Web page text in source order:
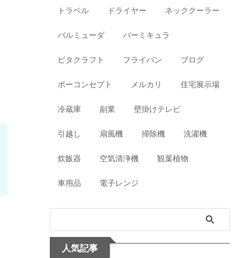
トラベル ドライヤー ネッククーラー
バルミューダ バーミキュラ
ビタクラフト フライパン ブログ
ボーコンセプト メルカリ 住宅展示場
冷蔵庫 副業 壁掛けテレビ
引越し 扇風機 掃除機 洗濯機
炊飯器 空気清浄機 観葉植物
車用品 電子レンジ
人気記事